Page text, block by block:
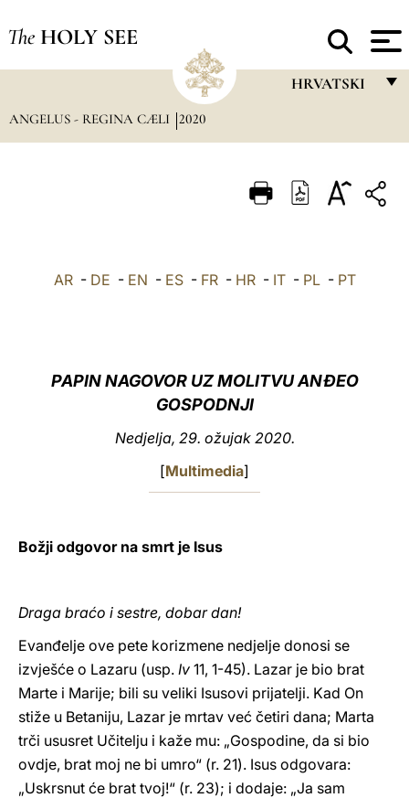
The HOLY SEE
HRVATSKI
ITALIANO
LATINE
ANGELUS - REGINA CÆLI 2020
AR- DE - EN - ES- FR- HR- IT- PL- PT
PAPIN NAGOVOR UZ MOLITVU ANĐEO
GOSPODNJI
Nedjelja, 29. ožujak 2020.
[Multimedia]
Božji odgovor na smrt je Isus
Draga braćo i sestre, dobar dan!
Evanđelje ove pete korizmene nedjelje donosi se
izvješće o Lazaru (usp. Iv 11, 1-45). Lazar je bio brat
Marte i Marije; bili su veliki Isusovi prijatelji. Kad On
stiže u Betaniju, Lazar je mrtav već četiri dana; Marta
trči ususret Učitelju i kaže mu: „Gospodine, da si bio
ovdje, brat moj ne bi umro“ (r. 21). Isus odgovara:
„Uskrsnut će brat tvoj!“ (r. 23); i dodaje: „Ja sam